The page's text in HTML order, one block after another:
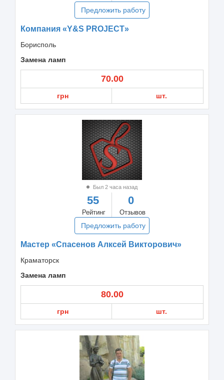
Предложить работу
Компания «Y&S PROJECT»
Борисполь
Замена ламп
70.00
грн шт.
Был 2 часа назад
55
Рейтинг
0
Отзывов
Предложить работу
Мастер «Спасенов Алксей Викторович»
Краматорск
Замена ламп
80.00
грн шт.